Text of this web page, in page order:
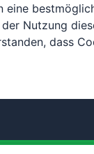
eine
Nutzung
dass